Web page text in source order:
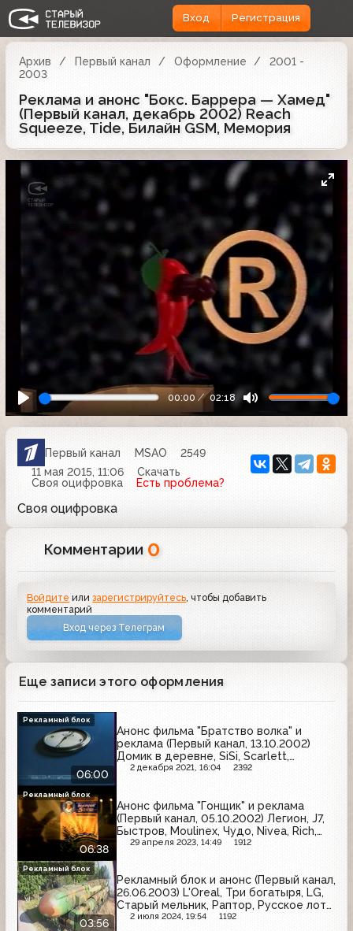
Вход Регистрация
Архив Первый канал Оформление
2001 -
2003
Реклама и анонс "Бокс. Баррера — Хамед"
(Первый канал, декабрь 2002) Reach
Squeeze, Tide, Билайн GSM, Мемория
00:00 02:18
Первый канал MSAO
2549
11 мая 2015, 11:06
Скачать
Своя оцифровка
Есть проблема?
Своя оцифровка
Комментарии 0
Войдите илизарегистрируйтесь, чтобы добавить
комментарий
Вход через Телеграм
Еще записи этого оформления
06:00
Анонс фильма "Братство волка" и
реклама (Первый канал, 13.10.2002)
Домик в деревне, SiSi, Scarlett,
Oriflame, Чистая линия, Texaco, Sarma,
2 декабря 2021, 16:04 2392
Рекламный блок
06:38
Анонс фильма "Гонщик" и реклама
(Первый канал, 05.10.2002) Легион, J7,
Быстров, Moulinex, Чудо, Nivea, Rich,
Premiere, Лукойл, Texaco, Дарья,
29 апреля 2023, 14:49 1912
Рекламный блок
03:56
Рекламный блок и анонс (Первый канал,
26.06.2003) L'Oreal, Три богатыря, LG,
Старый мельник, Раптор, Русское лото,
Билайн GSM, Gillette, Olympus
2 июля 2024, 19:54 1192
Рекламный блок